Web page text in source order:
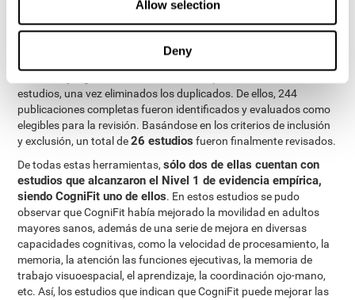
Allow selection
Deny
comercializados de entrenamiento cerebral, de los cuales 14
fueron excluidos por no estar dirigidos a la población de interés
para el estudio, o por aplicarse en un formato no computarizado.
estudios, una vez eliminados los duplicados. De ellos, 244
publicaciones completas fueron identificados y evaluados como
elegibles para la revisión. Basándose en los criterios de inclusión
y exclusión, un total de26 estudios fueron finalmente revisados.
De todas estas herramientas,sólo dos de ellas cuentan con
estudios que alcanzaron el Nivel 1 de evidencia empírica,
siendo CogniFit uno de ellos. En estos estudios se pudo
observar que CogniFit había mejorado la movilidad en adultos
mayores sanos, además de una serie de mejora en diversas
capacidades cognitivas, como la velocidad de procesamiento, la
memoria, la atención las funciones ejecutivas, la memoria de
trabajo visuoespacial, el aprendizaje, la coordinación ojo-mano,
etc. Así, los estudios que indican que CogniFit puede mejorar las